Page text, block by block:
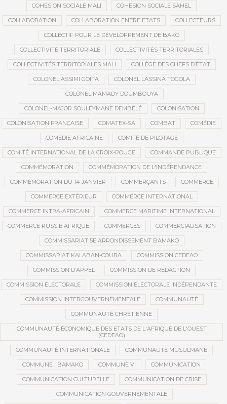
COHÉSION SOCIALE MALI COHÉSION SOCIALE SAHEL
COLLABORATION COLLABORATION ENTRE ETATS COLLECTEURS
COLLECTIF POUR LE DÉVELOPPEMENT DE BAKO
COLLECTIVITÉ TERRITORIALE COLLECTIVITÉS TERRITORIALES
COLLECTIVITÉS TERRITORIALES MALI COLLÈGE DES CHEFS D’ÉTAT
COLONEL ASSIMI GOÏTA COLONEL LASSINA TOGOLA
COLONEL MAMADY DOUMBOUYA
COLONEL-MAJOR SOULEYMANE DEMBÉLÉ COLONISATION
COLONISATION FRANÇAISE COMATEX-SA COMBAT COMÉDIE
COMÉDIE AFRICAINE COMITÉ DE PILOTAGE
COMITÉ INTERNATIONAL DE LA CROIX-ROUGE COMMANDE PUBLIQUE
COMMÉMORATION COMMÉMORATION DE L'INDÉPENDANCE
COMMÉMORATION DU 14 JANVIER COMMERÇANTS COMMERCE
COMMERCE EXTÉRIEUR COMMERCE INTERNATIONAL
COMMERCE INTRA-AFRICAIN COMMERCE MARITIME INTERNATIONAL
COMMERCE RUSSIE AFRIQUE COMMERCES COMMERCIALISATION
COMMISSARIAT 5E ARRONDISSEMENT BAMAKO
COMMISSARIAT KALABAN-COURA COMMISSION CEDEAO
COMMISSION D’APPEL COMMISSION DE RÉDACTION
COMMISSION ÉLECTORALE COMMISSION ÉLECTORALE INDÉPENDANTE
COMMISSION INTERGOUVERNEMENTALE COMMUNAUTÉ
COMMUNAUTÉ CHRÉTIENNE
COMMUNAUTÉ ÉCONOMIQUE DES ETATS DE L'AFRIQUE DE L'OUEST
(CEDEAO)
COMMUNAUTÉ INTERNATIONALE COMMUNAUTÉ MUSULMANE
COMMUNE I BAMAKO COMMUNE VI COMMUNICATION
COMMUNICATION CULTURELLE COMMUNICATION DE CRISE
COMMUNICATION GOUVERNEMENTALE